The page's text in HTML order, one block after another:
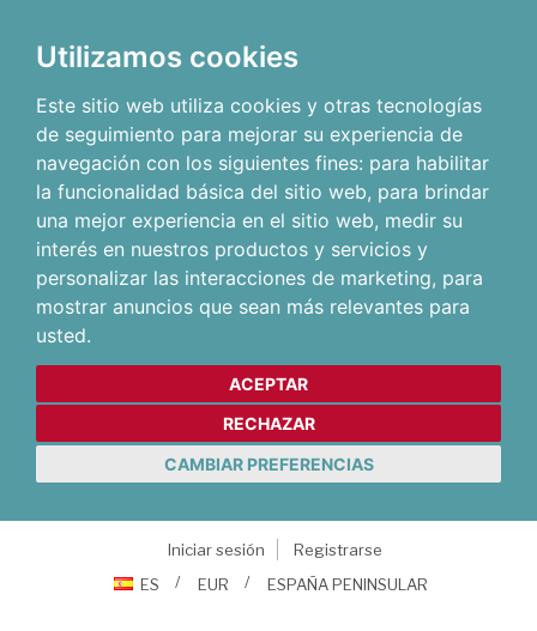
Utilizamos cookies
Este sitio web utiliza cookies y otras tecnologías
de seguimiento para mejorar su experiencia de
navegación con los siguientes fines: para habilitar
la funcionalidad básica del sitio web, para brindar
una mejor experiencia en el sitio web, medir su
interés en nuestros productos y servicios y
personalizar las interacciones de marketing, para
mostrar anuncios que sean más relevantes para
usted.
ACEPTAR
RECHAZAR
CAMBIAR PREFERENCIAS
Iniciar sesión
Registrarse
ES
EUR ESPAÑA PENINSULAR